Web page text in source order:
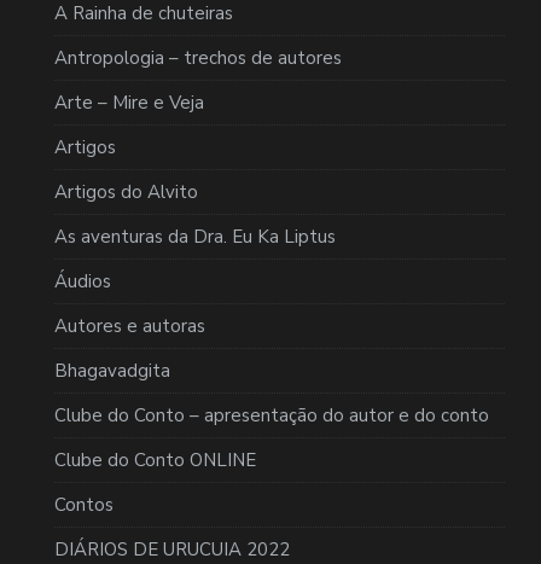
A Rainha de chuteiras
Antropologia – trechos de autores
Arte – Mire e Veja
Artigos
Artigos do Alvito
As aventuras da Dra. Eu Ka Liptus
Áudios
Autores e autoras
Bhagavadgita
Clube do Conto – apresentação do autor e do conto
Clube do Conto ONLINE
Contos
DIÁRIOS DE URUCUIA 2022